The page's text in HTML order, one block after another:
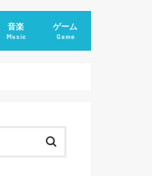
音楽
Music
ゲーム
Game